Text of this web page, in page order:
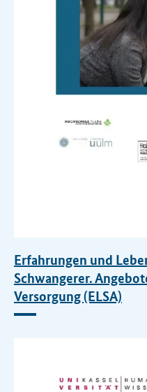
Erfahrungen und
Schwangerer.
Versorgung (ELSA)